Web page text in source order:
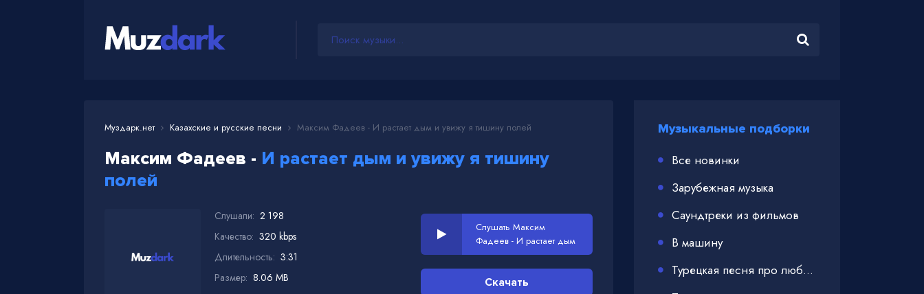
Муздарк.нет Казахские и русские песни Максим Фадеев - И растает дым и увижу я тишину полей
Максим Фадеев - И растает дым и увижу я тишину
полей
Слушали: 2 198
Качество: 320 kbps
Длительность: 3:31
Размер: 8.06 MB
Слушать Максим
Фадеев - И растает дым
и увижу я тишину полей
Скачать
Музыкальные подборки
Все новинки
Зарубежная музыка
Саундтреки из фильмов
В машину
Турецкая песня про любовь